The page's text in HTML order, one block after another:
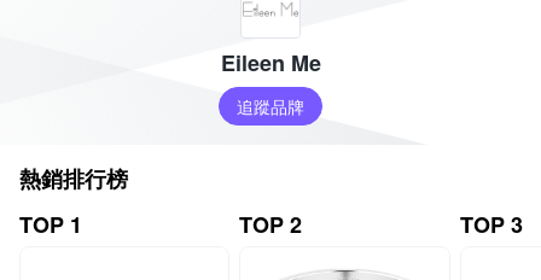
Eileen Me
追蹤品牌
熱銷排行榜
TOP 1
TOP 2 TOP 3